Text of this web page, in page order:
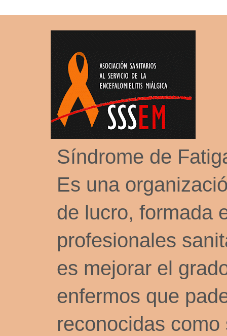
Síndrome de
Es una
de lucro, formada
profesionales
es mejorar el
enfermos que
reconocidas